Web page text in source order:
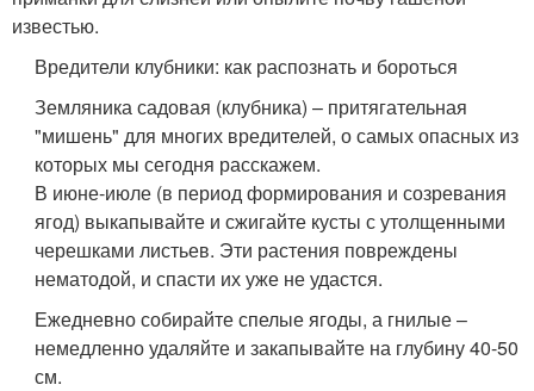
известью.
Вредители клубники: как распознать и бороться
Земляника садовая (клубника) – притягательная
"мишень" для многих вредителей, о самых опасных из
которых мы сегодня расскажем.
В июне-июле (в период формирования и созревания
ягод) выкапывайте и сжигайте кусты с утолщенными
черешками листьев. Эти растения повреждены
нематодой, и спасти их уже не удастся.
Ежедневно собирайте спелые ягоды, а гнилые –
немедленно удаляйте и закапывайте на глубину 40-50
см.